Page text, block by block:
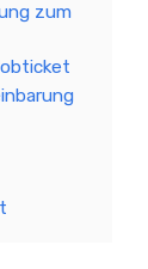
zum